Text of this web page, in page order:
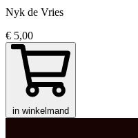
Nyk de Vries
€ 5,00
in winkelmand